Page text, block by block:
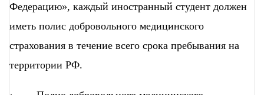
Федерацию», каждый иностранный студент должен
иметь полис добровольного медицинского
страхования в течение всего срока пребывания на
территории РФ.